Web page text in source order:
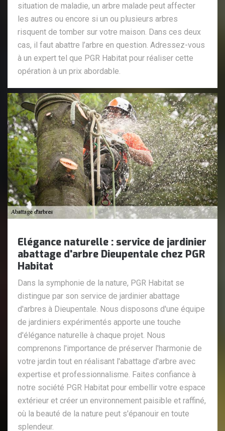
situation de maladie, un arbre malade peut affecter
les autres ou encore si un ou plusieurs arbres
risquent de tomber sur votre maison. Dans ces deux
cas, il faut abattre l’arbre en question. Adressez-vous
à un expert tel que PGR Habitat pour réaliser cette
opération à un prix abordable.
Elégance naturelle : service de jardinier
abattage d'arbre Dieupentale chez PGR
Habitat
Dans la symphonie de la nature, PGR Habitat se
distingue par son service de jardinier abattage
d'arbres à Dieupentale. Nous disposons d'une équipe
de jardiniers expérimentés apporte une touche
d'élégance naturelle à chaque projet. Nous
comprenons l'importance de préserver l'harmonie de
votre jardin tout en réalisant l'abattage d'arbre avec
expertise et professionnalisme. Faites confiance à
notre société PGR Habitat pour embellir votre espace
extérieur et créer un environnement paisible et raffiné,
où la beauté de la nature peut s'épanouir en toute
splendeur.